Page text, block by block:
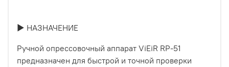
► НАЗНАЧЕНИЕ
Ручной опрессовочный аппарат ViEiR RP-51
предназначен для быстрой и точной проверки